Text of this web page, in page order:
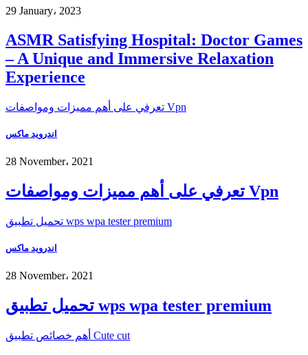
29 January، 2023
ASMR Satisfying Hospital: Doctor Games
– A Unique and Immersive Relaxation
Experience
تعرفي على أهم مميزات ومواصفات Vpn
اندرويد ماكس
28 November، 2021
تعرفي على أهم مميزات ومواصفات Vpn
تحميل تطبيق wps wpa tester premium
اندرويد ماكس
28 November، 2021
تحميل تطبيق wps wpa tester premium
أهم خصائص تطبيق Cute cut